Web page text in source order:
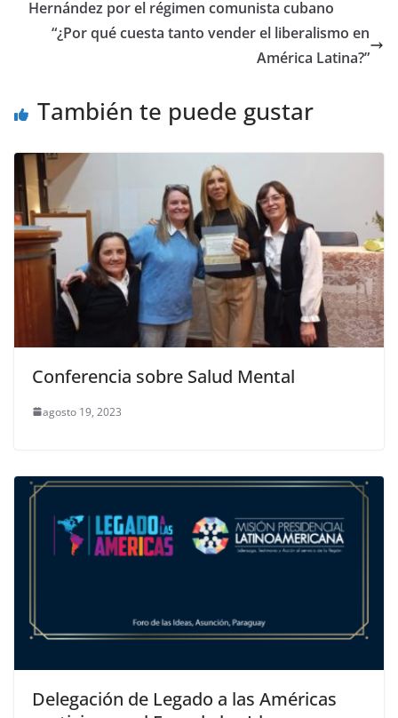
Hernández por el régimen comunista cubano
“¿Por qué cuesta tanto vender el liberalismo en
América Latina?”
También te puede gustar
Conferencia sobre Salud Mental
agosto 19, 2023
Delegación de Legado a las Américas